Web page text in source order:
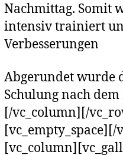
Nachmittag. Somit
intensiv trainiert
Verbesserungen
Abgerundet wurde
Schulung nach
[/vc_column][/